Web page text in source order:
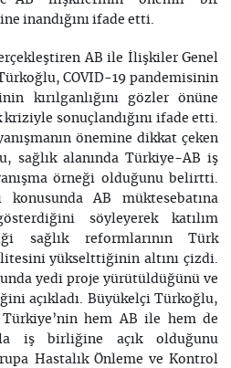
inandığını ifade etti.
AB ile İlişkiler Genel
COVID-19 pandemisinin
kırılganlığını gözler önüne
sonuçlandığını ifade etti.
önemine dikkat çeken
sağlık alanında Türkiye-AB iş
örneği olduğunu belirtti.
konusunda AB müktesebatına
söyleyerek katılım
sağlık reformlarının Türk
yükselttiğinin altını çizdi.
yedi proje yürütüldüğünü ve
açıkladı. Büyükelçi Türkoğlu,
Türkiye’nin hem AB ile hem de
iş birliğine açık olduğunu
Hastalık Önleme ve Kontrol